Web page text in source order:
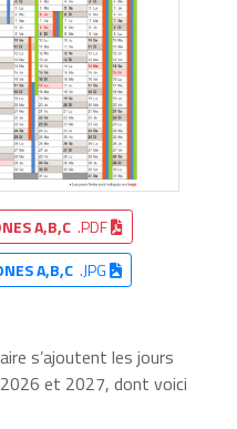
A,B,C .PDF
A,B,C.JPG
s’ajoutent les jours
et 2027, dont voici